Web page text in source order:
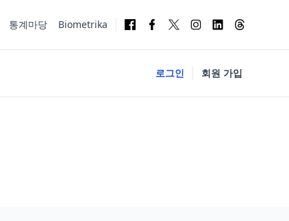
통계마당 Biometrika
로그인 회원 가입